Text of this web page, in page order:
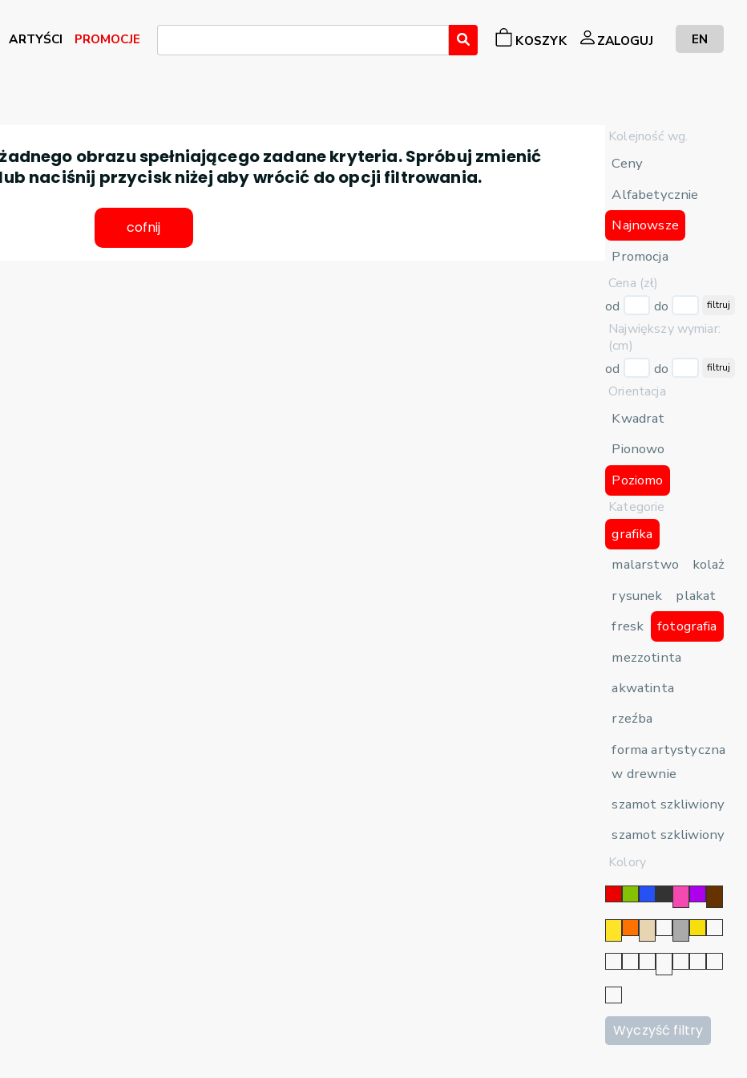
ARTYŚCI PROMOCJE KOSZYK ZALOGUJ EN
Kolejność wg.
Ceny
Alfabetycznie
Najnowsze
Promocja
Cena (zł)
od
do filtruj
Największy wymiar:
(cm)
od
do filtruj
Orientacja
Kwadrat
Pionowo
Poziomo
Kategorie
grafika
malarstwo
kolaż
rysunek
plakat
fresk
fotografia
mezzotinta
akwatinta
rzeźba
forma artystyczna
w drewnie
szamot szkliwiony
szamot szkliwiony
Kolory
Wyczyść filtry
obrazu spełniającego zadane kryteria. Spróbuj zmienić
naciśnij przycisk niżej aby wrócić do opcji filtrowania.
cofnij